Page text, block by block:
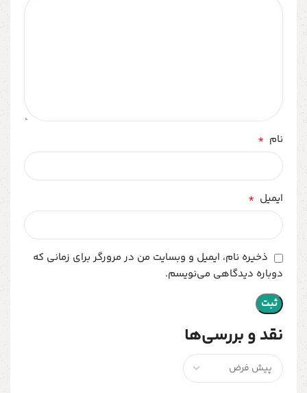
نقد و بررسی‌ها
نام *
ایمیل *
ذخیره نام، ایمیل و وبسایت من در مرورگر برای زمانی که
دوباره دیدگاهی می‌نویسم.